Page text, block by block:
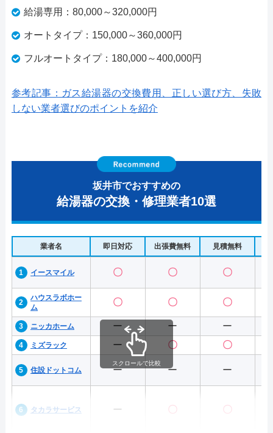
給湯専用：80,000～320,000円
オートタイプ：150,000～360,000円
フルオートタイプ：180,000～400,000円
参考記事：ガス給湯器の交換費用、正しい選び方、失敗
しない業者選びのポイントを紹介
坂井市でおすすめの
給湯器の交換・修理業者10選
業者名 即日対応 出張費無料 見積無料
イースマイル 〇 〇 〇
ハウスラボホー
ム
〇 〇 〇
ニッカホーム ー ー ー
ミズラック ー 〇 〇
住設ドットコム ー ー ー
タカラサービス ー 〇 〇
スクロールで比較